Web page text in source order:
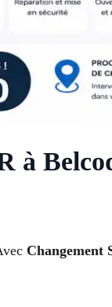
Changement